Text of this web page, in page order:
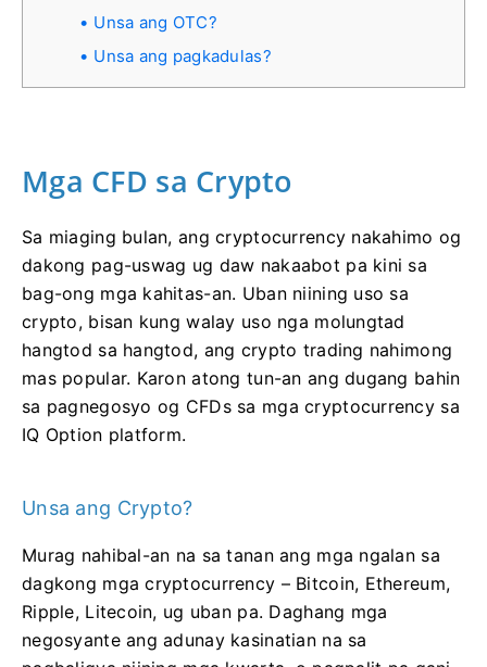
Unsa ang OTC?
Unsa ang pagkadulas?
Mga CFD sa Crypto
Sa miaging bulan, ang cryptocurrency nakahimo og
dakong pag-uswag ug daw nakaabot pa kini sa
bag-ong mga kahitas-an. Uban niining uso sa
crypto, bisan kung walay uso nga molungtad
hangtod sa hangtod, ang crypto trading nahimong
mas popular. Karon atong tun-an ang dugang bahin
sa pagnegosyo og CFDs sa mga cryptocurrency sa
IQ Option platform.
Unsa ang Crypto?
Murag nahibal-an na sa tanan ang mga ngalan sa
dagkong mga cryptocurrency – Bitcoin, Ethereum,
Ripple, Litecoin, ug uban pa. Daghang mga
negosyante ang adunay kasinatian na sa